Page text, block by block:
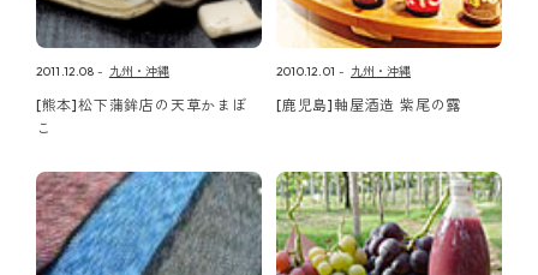
2011.12.08 九州・沖縄
[熊本]松下蒲鉾店の天草かまぼ
こ
2010.12.01 九州・沖縄
[鹿児島]軸屋酒造 紫尾の露